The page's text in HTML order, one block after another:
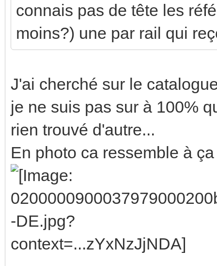
connais pas de tête les
moins?) une par rail qui
J'ai cherché sur le
je ne suis pas sur à 100%
rien trouvé d'autre...
En photo ca ressemble à